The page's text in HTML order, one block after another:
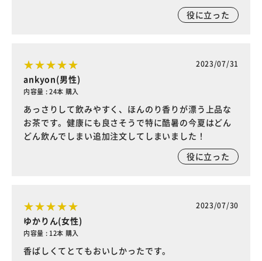
役に立った
2023/07/31
ankyon(男性)
内容量 : 24本 購入
あっさりして飲みやすく、ほんのり香りが漂う上品な
お茶です。健康にも良さそうで特に酷暑の今夏はどん
どん飲んでしまい追加注文してしまいました！
役に立った
2023/07/30
ゆかりん(女性)
内容量 : 12本 購入
香ばしくてとてもおいしかったです。